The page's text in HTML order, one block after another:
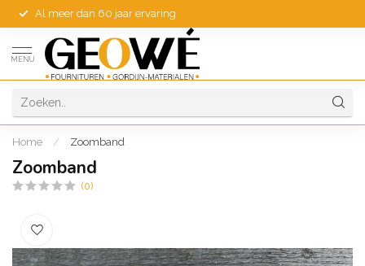
Al meer dan 60 jaar ervaring
MENU
Home / Zoomband
Zoomband
(0)